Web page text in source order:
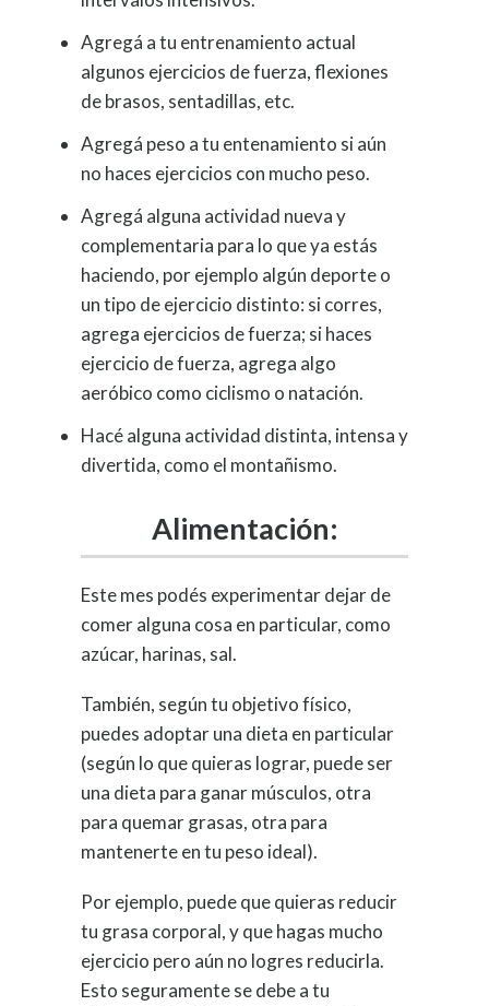
Agregá a tu entrenamiento actual
algunos ejercicios de fuerza, flexiones
de brasos, sentadillas, etc.
Agregá peso a tu entenamiento si aún
no haces ejercicios con mucho peso.
Agregá alguna actividad nueva y
complementaria para lo que ya estás
haciendo, por ejemplo algún deporte o
un tipo de ejercicio distinto: si corres,
agrega ejercicios de fuerza; si haces
ejercicio de fuerza, agrega algo
aeróbico como ciclismo o natación.
Hacé alguna actividad distinta, intensa y
divertida, como el montañismo.
Alimentación:
Este mes podés experimentar dejar de
comer alguna cosa en particular, como
azúcar, harinas, sal.
También, según tu objetivo físico,
puedes adoptar una dieta en particular
(según lo que quieras lograr, puede ser
una dieta para ganar músculos, otra
para quemar grasas, otra para
mantenerte en tu peso ideal).
Por ejemplo, puede que quieras reducir
tu grasa corporal, y que hagas mucho
ejercicio pero aún no logres reducirla.
Esto seguramente se debe a tu